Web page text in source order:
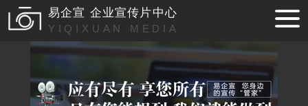
易企宣 企业宣传片中心
YIQIXUAN MEDIA